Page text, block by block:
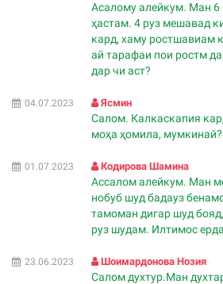
Асалому алейкум. Ман
ҳастам. 4 руз мешавад
кард, хаму ростшавиам
ай тарафаи пои ростм
дар чи аст?
04.07.2023 Ясмин
Салом. Калкаскапия
моҳа ҳомила,
01.07.2023 Кодирова Шамина
Ассалом алейкум. Ман
нобуб шуд бадауз
тамоман дигар шуд
руз шудам. Илтимос
23.06.2023 Шоимардонова Нозия
Салом духтур.Ман